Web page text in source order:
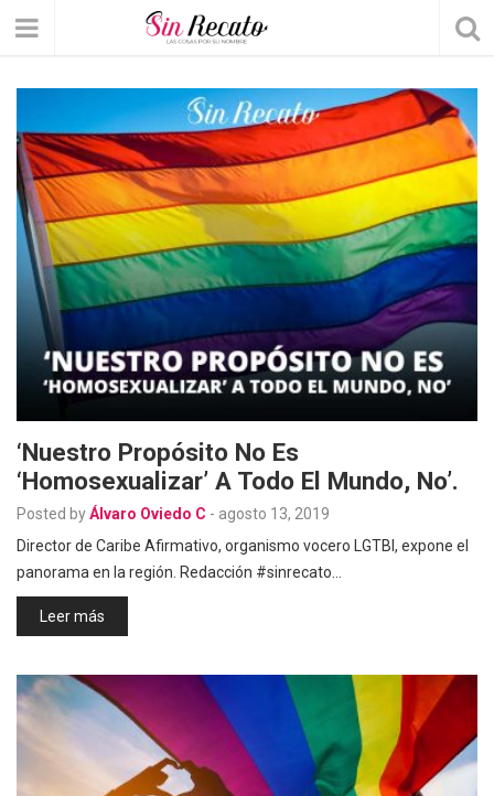
‘Nuestro Propósito No Es
‘homosexualizar’ A Todo El Mundo, No’.
Posted byÁlvaro Oviedo C - agosto 13, 2019
Director de Caribe Afirmativo, organismo vocero LGTBI, expone el
panorama en la región. Redacción #sinrecato…
Leer más